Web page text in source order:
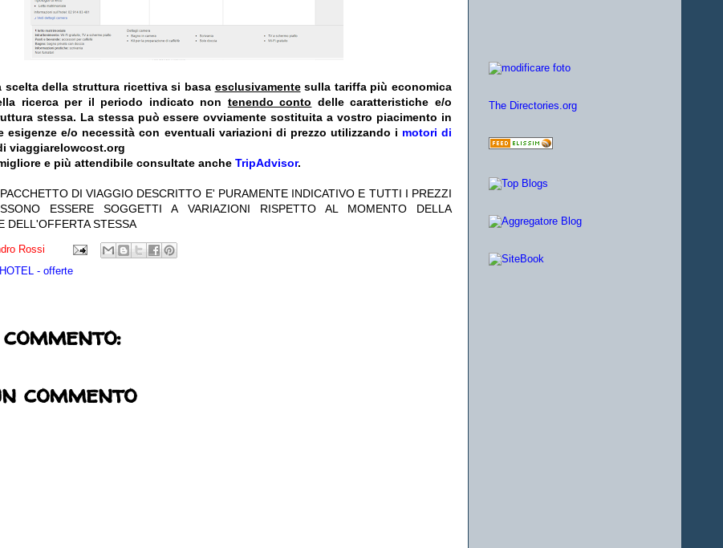
scelta della struttura ricettiva si basa esclusivamentesulla tariffa più economica
ricerca per il periodo indicato non tenendo conto delle caratteristiche e/o
stessa. La stessa può essere ovviamente sostituita a vostro piacimento in
esigenze e/o necessità con eventuali variazioni di prezzo utilizzando i motori di
viaggiarelowcost.org
e più attendibile consultate anche TripAdvisor.
DI VIAGGIO DESCRITTO E' PURAMENTE INDICATIVO E TUTTI I PREZZI
ESSERE SOGGETTI A VARIAZIONI RISPETTO AL MOMENTO DELLA
DELL'OFFERTA STESSA
Rossi
- offerte
commento
The Directories.org